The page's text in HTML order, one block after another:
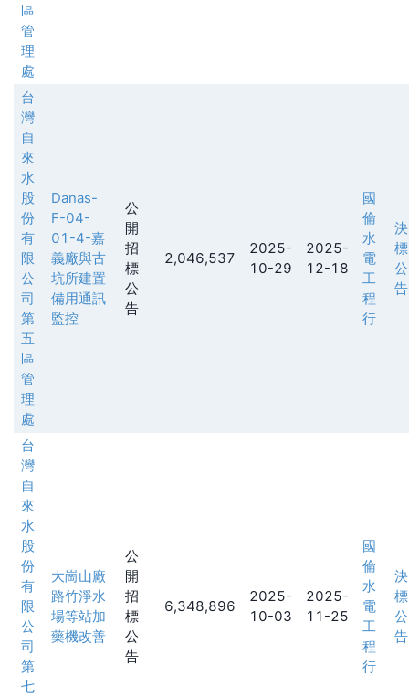
區
管
理
處
台
灣
自
來
水
股
份
有
限
公
司
第
五
區
管
理
處
Danas-
F-04-
01-4-嘉
義廠與古
坑所建置
備用通訊
監控
公
開
招
標
公
告
2,046,537
2025-
10-29
2025-
12-18
國
倫
水
電
工
程
行
決
標
公
告
台
灣
自
來
水
股
份
有
限
公
司
第
七
大崗山廠
路竹淨水
場等站加
藥機改善
公
開
招
標
公
告
6,348,896
2025-
10-03
2025-
11-25
國
倫
水
電
工
程
行
決
標
公
告